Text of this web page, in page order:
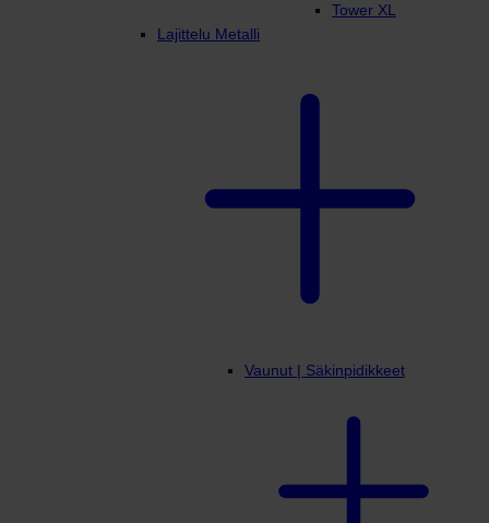
Tower XL
Lajittelu Metalli
Vaunut | Säkinpidikkeet